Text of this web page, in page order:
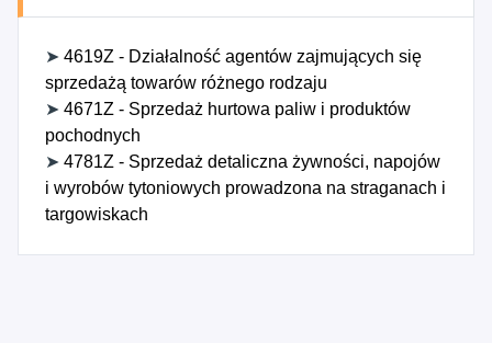
➤ 4619Z - Działalność agentów zajmujących się
sprzedażą towarów różnego rodzaju
➤ 4671Z - Sprzedaż hurtowa paliw i produktów
pochodnych
➤ 4781Z - Sprzedaż detaliczna żywności, napojów
i wyrobów tytoniowych prowadzona na straganach i
targowiskach